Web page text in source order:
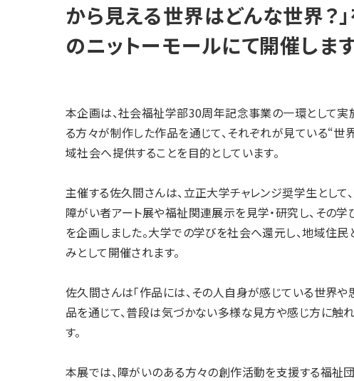
から見える世界はどんな世界？
のニットーモールにて開催します
本企画は、社会福祉学部30周年記念事業の一環として実
る方々が制作した作品を通じて、それぞれが見ている“
域社会へ提供することを目的としています。
主催する佐久間さんは、立正大学チャレンジ奨学生とし
障がい者アート展や福祉関連展示を見学・研究し、その
を企画しました。大学での学びを社会へ還元し、地域住
みとして開催されます。
佐久間さんは「作品には、その人自身が感じている世界や
品を通じて、普段は気づかない多様な見方や感じ方に触
す。
本展では、障がいのある方々の創作活動を支援する福祉